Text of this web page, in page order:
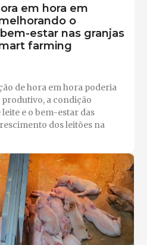
em hora em
o
estar nas granjas
farming
de hora em hora poderia
a condição
e o bem-estar das
dos leitões na